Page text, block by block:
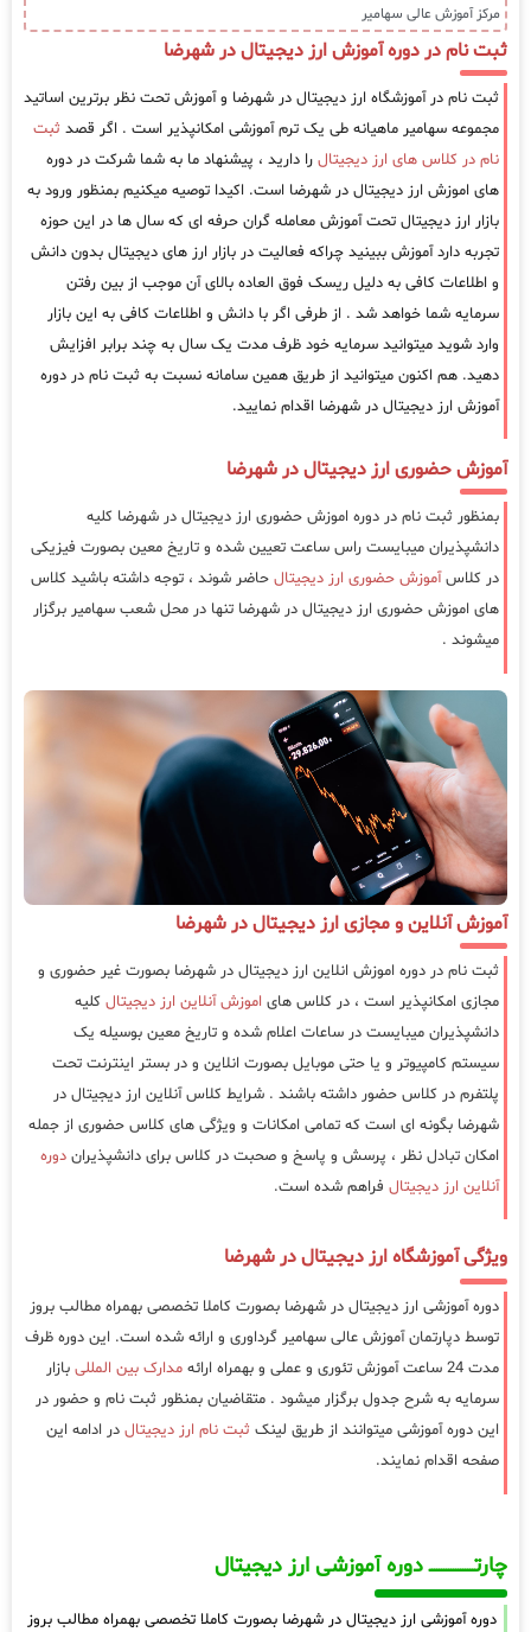
مرکز آموزش عالی سهامیر
ثبت نام در دوره آموزش ارز دیجیتال در شهرضا
ثبت نام در آموزشگاه ارز دیجیتال در شهرضا و آموزش تحت نظر برترین اساتید
مجموعه سهامیر ماهیانه طی یک ترم آموزشی امکانپذیر است . اگر قصد ثبت
نام در کلاس های ارز دیجیتال را دارید ، پیشنهاد ما به شما شرکت در دوره
های اموزش ارز دیجیتال در شهرضا است. اکیدا توصیه میکنیم بمنظور ورود به
بازار ارز دیجیتال تحت آموزش معامله گران حرفه ای که سال ها در این حوزه
تجربه دارد آموزش ببینید چراکه فعالیت در بازار ارز های دیجیتال بدون دانش
و اطلاعات کافی به دلیل ریسک فوق العاده بالای آن موجب از بین رفتن
سرمایه شما خواهد شد . از طرفی اگر با دانش و اطلاعات کافی به این بازار
وارد شوید میتوانید سرمایه خود ظرف مدت یک سال به چند برابر افزایش
دهید. هم اکنون میتوانید از طریق همین سامانه نسبت به ثبت نام در دوره
آموزش ارز دیجیتال در شهرضا اقدام نمایید.
آموزش حضوری ارز دیجیتال در شهرضا
بمنظور ثبت نام در دوره اموزش حضوری ارز دیجیتال در شهرضا کلیه
دانشپذیران میبایست راس ساعت تعیین شده و تاریخ معین بصورت فیزیکی
در کلاسآموزش حضوری ارز دیجیتال حاضر شوند ، توجه داشته باشید کلاس
های اموزش حضوری ارز دیجیتال در شهرضا تنها در محل شعب سهامیر برگزار
میشوند .
آموزش آنلاین و مجازی ارز دیجیتال در شهرضا
ثبت نام در دوره اموزش انلاین ارز دیجیتال در شهرضا بصورت غیر حضوری و
مجازی امکانپذیر است ، در کلاس های اموزش آنلاین ارز دیجیتال کلیه
دانشپذیران میبایست در ساعات اعلام شده و تاریخ معین بوسیله یک
سیستم کامپیوتر و یا حتی موبایل بصورت انلاین و در بستر اینترنت تحت
پلتفرم در کلاس حضور داشته باشند . شرایط کلاس آنلاین ارز دیجیتال در
شهرضا بگونه ای است که تمامی امکانات و ویژگی های کلاس حضوری از جمله
امکان تبادل نظر ، پرسش و پاسخ و صحبت در کلاس برای دانشپذیران دوره
آنلاین ارز دیجیتال فراهم شده است.
ویژگی آموزشگاه ارز دیجیتال در شهرضا
دوره آموزشی ارز دیجیتال در شهرضا بصورت کاملا تخصصی بهمراه مطالب بروز
توسط دپارتمان آموزش عالی سهامیر گرداوری و ارائه شده است. این دوره ظرف
مدت 24 ساعت آموزش تئوری و عملی و بهمراه ارائه
مدارک بین المللی بازار
سرمایه به شرح جدول برگزار میشود . متقاضیان بمنظور ثبت نام و حضور در
این دوره آموزشی میتوانند از طریق لینک ثبت نام ارز دیجیتال در ادامه این
صفحه اقدام نمایند.
چارتـــــــــــــــــــ دوره آموزشی ارز دیجیتال
دوره آموزشی ارز دیجیتال در شهرضا بصورت کاملا تخصصی بهمراه مطالب بروز